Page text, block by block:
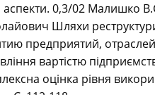
аспекти. 0,3/02 Малишко
Шляхи
предприятий,
вартістю
оцінка рівня